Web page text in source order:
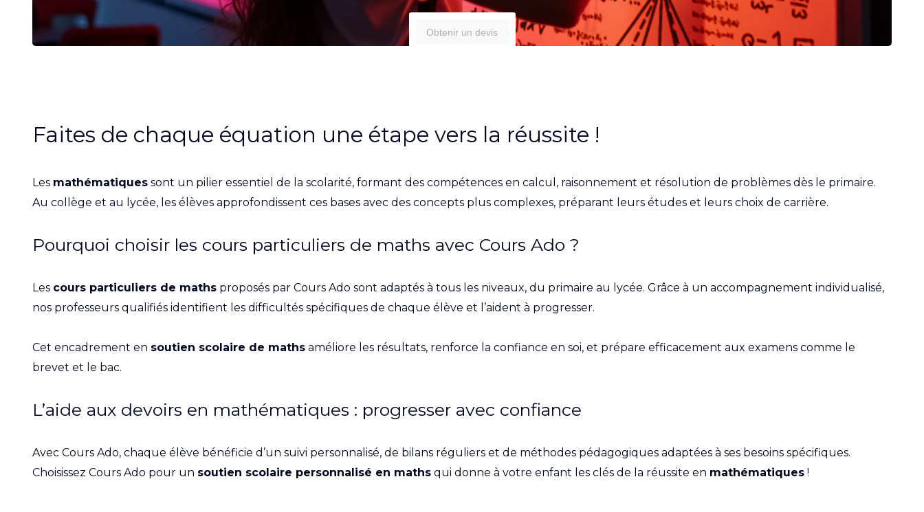
Obtenir un devis
Faites de chaque équation une étape vers la réussite !
Les mathématiques sont un pilier essentiel de la scolarité, formant des compétences en calcul, raisonnement et résolution de problèmes dès le primaire.
Au collège et au lycée, les élèves approfondissent ces bases avec des concepts plus complexes, préparant leurs études et leurs choix de carrière.
Pourquoi choisir les cours particuliers de maths avec Cours Ado ?
Les cours particuliers de maths proposés par Cours Ado sont adaptés à tous les niveaux, du primaire au lycée. Grâce à un accompagnement individualisé,
nos professeurs qualifiés identifient les difficultés spécifiques de chaque élève et l’aident à progresser.
Cet encadrement en soutien scolaire de maths améliore les résultats, renforce la confiance en soi, et prépare efficacement aux examens comme le
brevet et le bac.
L’aide aux devoirs en mathématiques : progresser avec confiance
Avec Cours Ado, chaque élève bénéficie d’un suivi personnalisé, de bilans réguliers et de méthodes pédagogiques adaptées à ses besoins spécifiques.
Choisissez Cours Ado pour un soutien scolaire personnalisé en maths qui donne à votre enfant les clés de la réussite en mathématiques !